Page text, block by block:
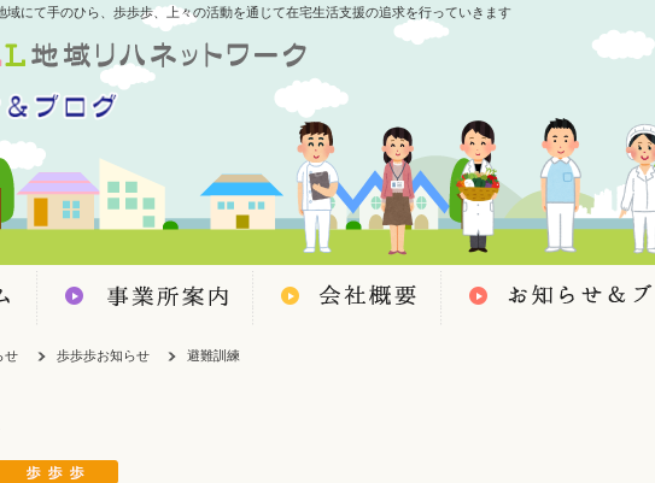
域にて手のひら、歩歩歩、上々の活動を通じて在宅生活支援の追求を行っていきます
せ 歩歩歩お知らせ 避難訓練